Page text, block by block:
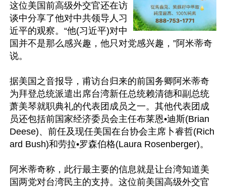
这位美国前高级外交官还在访
谈中分享了他对中共领导人习
近平的观察。“他(习近平)对中
国并不是那么感兴趣，他只对党感兴趣，”阿米蒂奇
说。
据美国之音报导，甫访台归来的前国务卿阿米蒂奇
为拜登总统派遣出席台湾新任总统赖清德和副总统
萧美琴就职典礼的代表团成员之一。其他代表团成
员还包括前国家经济委员会主任布莱恩•迪斯(Brian
Deese)、前任及现任美国在台协会主席卜睿哲(Rich
ard Bush)和劳拉•罗森伯格(Laura Rosenberger)。
阿米蒂奇称，此行最主要的信息就是让台湾知道美
国两党对台湾民主的支持。这位前美国高级外交官